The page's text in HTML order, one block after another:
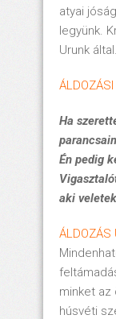
atyai
legyünk.
Urunk
Ha
Én pedig
aki
ÁLDOZÁS
minket az
húsvéti